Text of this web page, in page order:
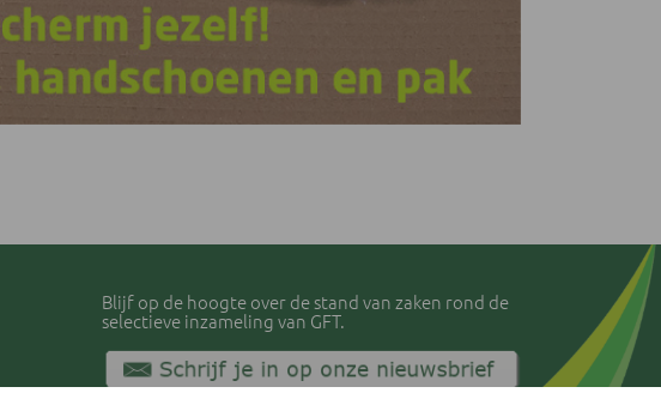
Blijf op de hoogte over de stand van zaken rond de
selectieve inzameling van GFT.